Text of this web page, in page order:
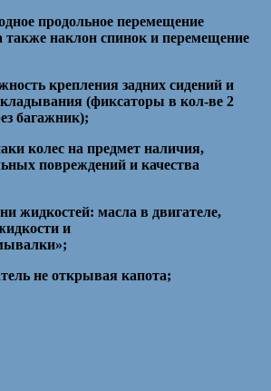
продольное перемещение
также наклон спинок и перемещение
крепления задних сидений и
(фиксаторы в кол-ве 2
багажник);
колес на предмет наличия,
повреждений и качества
жидкостей: масла в двигателе,
и
не открывая капота;